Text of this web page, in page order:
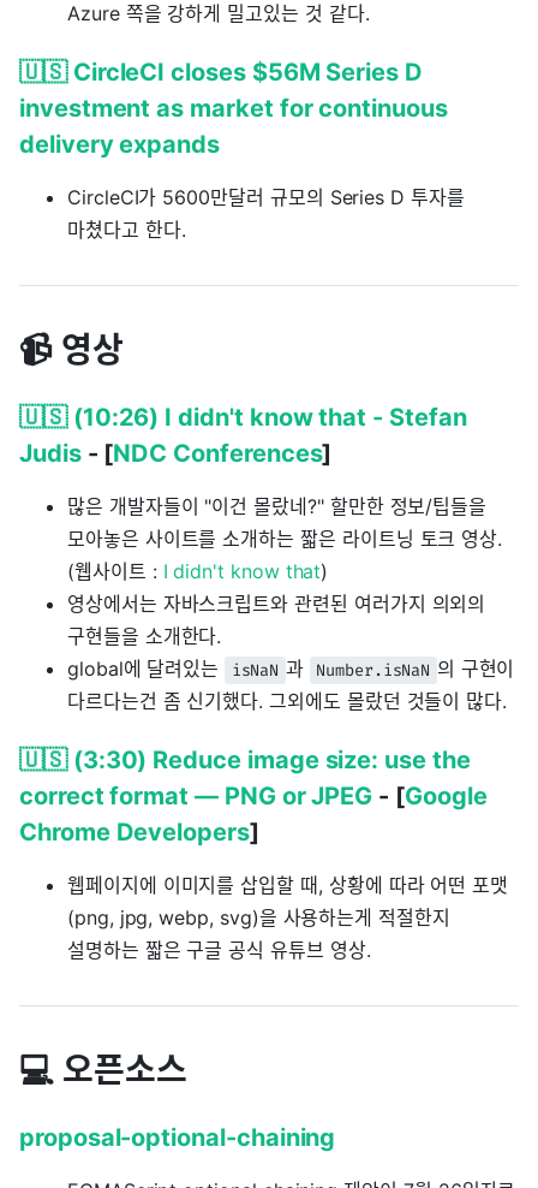
Azure 쪽을 강하게 밀고있는 것 같다.
🇺🇸 CircleCI closes $56M Series D
investment as market for continuous
delivery expands
CircleCI가 5600만달러 규모의 Series D 투자를
마쳤다고 한다.
📹 영상
🇺🇸 (10:26) I didn't know that - Stefan
Judis- [NDC Conferences]
많은 개발자들이 "이건 몰랐네?" 할만한 정보/팁들을
모아놓은 사이트를 소개하는 짧은 라이트닝 토크 영상.
(웹사이트 : I didn't know that)
영상에서는 자바스크립트와 관련된 여러가지 의외의
구현들을 소개한다.
global에 달려있는
isNaN 과 Number.isNaN 의 구현이
다르다는건 좀 신기했다. 그외에도 몰랐던 것들이 많다.
🇺🇸 (3:30) Reduce image size: use the
correct format — PNG or JPEG - [Google
Chrome Developers]
웹페이지에 이미지를 삽입할 때, 상황에 따라 어떤 포맷
(png, jpg, webp, svg)을 사용하는게 적절한지
설명하는 짧은 구글 공식 유튜브 영상.
💻 오픈소스
proposal-optional-chaining